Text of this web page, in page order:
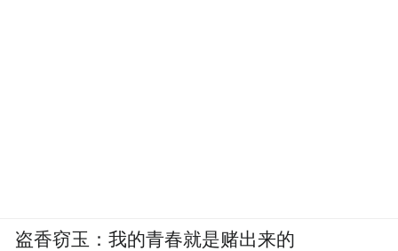
盗香窃玉：我的青春就是赌出来的